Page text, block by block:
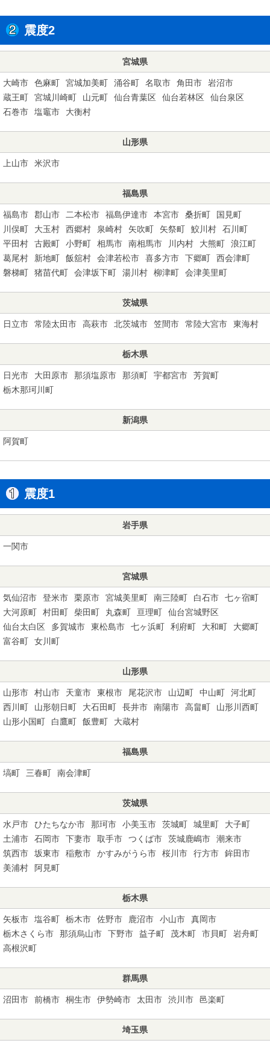
震度2
宮城県
大崎市 色麻町 宮城加美町 涌谷町 名取市 角田市
岩沼市
蔵王町
宮城川崎町 山元町 仙台青葉区 仙台若林区
仙台泉区
石巻市
塩竈市 大衡村
山形県
上山市 米沢市
福島県
福島市 郡山市 二本松市 福島伊達市 本宮市 桑折町
国見町
川俣町
大玉村 西郷村 泉崎村 矢吹町 矢祭町 鮫川村
石川町
平田村
古殿町 小野町 相馬市 南相馬市 川内村 大熊町
浪江町
葛尾村
新地町 飯舘村 会津若松市 喜多方市 下郷町
西会津町
磐梯町
猪苗代町 会津坂下町 湯川村 柳津町 会津美里町
茨城県
日立市 常陸太田市 高萩市 北茨城市 笠間市 常陸大宮市 東海村
栃木県
日光市 大田原市 那須塩原市 那須町 宇都宮市
芳賀町
栃木那珂川町
新潟県
阿賀町
震度1
岩手県
一関市
宮城県
気仙沼市 登米市 栗原市 宮城美里町 南三陸町 白石市
七ヶ宿町
大河原町
村田町 柴田町 丸森町 亘理町
仙台宮城野区
仙台太白区
多賀城市 東松島市 七ヶ浜町 利府町 大和町
大郷町
富谷町
女川町
山形県
山形市 村山市 天童市 東根市 尾花沢市 山辺町 中山町
河北町
西川町
山形朝日町 大石田町 長井市 南陽市 高畠町
山形川西町
山形小国町
白鷹町 飯豊町 大蔵村
福島県
塙町 三春町 南会津町
茨城県
水戸市 ひたちなか市 那珂市 小美玉市 茨城町 城里町
大子町
土浦市
石岡市 下妻市 取手市 つくば市 茨城鹿嶋市
潮来市
筑西市
坂東市 稲敷市 かすみがうら市 桜川市 行方市
鉾田市
美浦村
阿見町
栃木県
矢板市 塩谷町 栃木市 佐野市 鹿沼市 小山市
真岡市
栃木さくら市
那須烏山市 下野市 益子町 茂木町 市貝町
岩舟町
高根沢町
群馬県
沼田市 前橋市 桐生市 伊勢崎市 太田市 渋川市 邑楽町
埼玉県